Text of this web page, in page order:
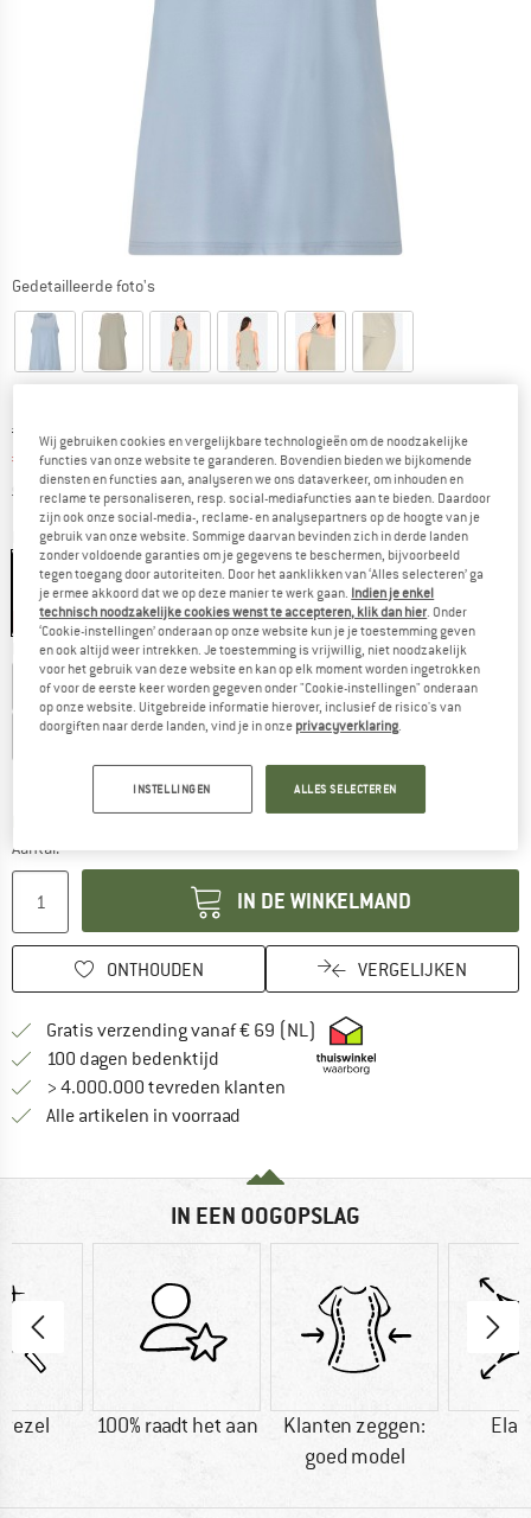
Gedetailleerde foto's
Oorspronkelijke prijs :
€ 24,95
Prijs:
€ 18,71 incl. BTW
excl. VerzendkostenInformatie over de verzendkosten. Opent in een
Kleur:Balance
-25% -25% -25%
Kies een maat:
EU34 EU36 EU38 EU40 EU42
EU44 EU46
De link wordt geopend in een infovak en bevat
Aantal:
IN DE WINKELMAND
ONTHOUDEN VERGELIJKEN
Gratis verzending vanaf € 69 (NL) Vind hier de
100 dagen bedenktijd Vind de betalingsinformatie hier!
> 4.000.000 tevreden klanten
Alle artikelen in voorraad
IN EEN OOGOPSLAG
100% raadt het aan
Klanten zeggen:
goed model
Wij gebruiken cookies en vergelijkbare technologieën om de noodzakelijke
functies van onze website te garanderen. Bovendien bieden we bijkomende
diensten en functies aan, analyseren we ons dataverkeer, om inhouden en
reclame te personaliseren, resp. social-mediafuncties aan te bieden. Daardoor
zijn ook onze social-media-, reclame- en analysepartners op de hoogte van je
gebruik van onze website. Sommige daarvan bevinden zich in derde landen
zonder voldoende garanties om je gegevens te beschermen, bijvoorbeeld
tegen toegang door autoriteiten. Door het aanklikken van ‘Alles selecteren’ ga
je ermee akkoord dat we op deze manier te werk gaan. Indien je enkel
technisch noodzakelijke cookies wenst te accepteren, klik dan hier. Onder
‘Cookie-instellingen’ onderaan op onze website kun je je toestemming geven
en ook altijd weer intrekken. Je toestemming is vrijwillig, niet noodzakelijk
voor het gebruik van deze website en kan op elk moment worden ingetrokken
of voor de eerste keer worden gegeven onder "Cookie-instellingen" onderaan
op onze website. Uitgebreide informatie hierover, inclusief de risico's van
doorgiften naar derde landen, vind je in onze privacyverklaring.
INSTELLINGEN ALLES SELECTEREN